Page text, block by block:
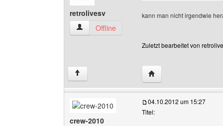
retrolivesv
retrolivesv Benutzer-Profile anzeigen
Offline
kann man nicht irgendwie
Zuletzt bearbeitet von
↑ Website dieses
crew-2010
04.10.2012 um 15:27
Titel: